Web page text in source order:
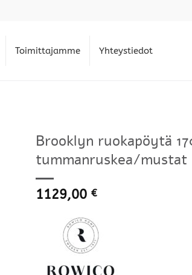
Toimittajamme Yhteystiedot
Brooklyn ruokapöytä
tummanruskea/
1129,00 €